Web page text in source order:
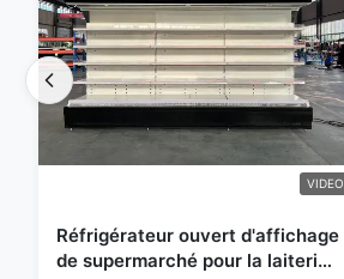
VIDEO
Réfrigérateur ouvert d'affichage
de supermarché pour la laiterie